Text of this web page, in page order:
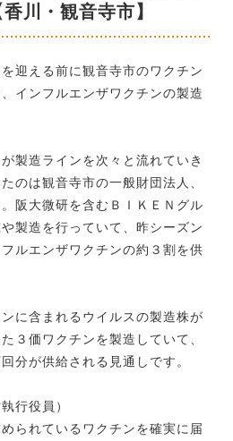
川・観音寺市】
迎える前に観音寺市のワクチン
インフルエンザワクチンの製造
製造ラインを次々と流れていき
のは観音寺市の一般財団法人、
阪大微研を含むＢＩＫＥＮグル
製造を行っていて、昨シーズン
ルエンザワクチンの約３割を供
に含まれるウイルスの製造株が
３価ワクチンを製造していて、
分が供給される見通しです。
行役員）
られているワクチンを確実に届